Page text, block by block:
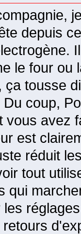
depuis
le four ou
ça tousse
Du coup,
vous avez
est
réduit
tout
qui
les
retours